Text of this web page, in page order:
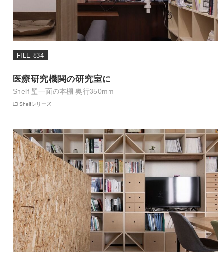
FILE 834
医療研究機関の研究室に
Shelf 壁一面の本棚 奥行350mm
Shelfシリーズ